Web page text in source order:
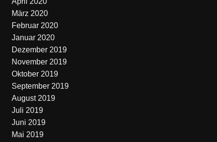
März 2020
Februar 2020
Januar 2020
Dezember 2019
November 2019
Oktober 2019
September 2019
August 2019
Juli 2019
Juni 2019
Mai 2019